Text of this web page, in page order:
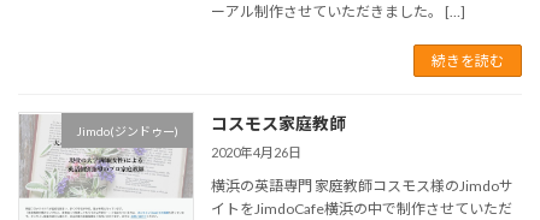
ーアル制作させていただきました。 […]
続きを読む
Jimdo(ジンドゥー) コスモス家庭教師
2020年4月26日
横浜の英語専門 家庭教師コスモス様のJimdoサ
イトをJimdoCafe横浜の中で制作させていただ